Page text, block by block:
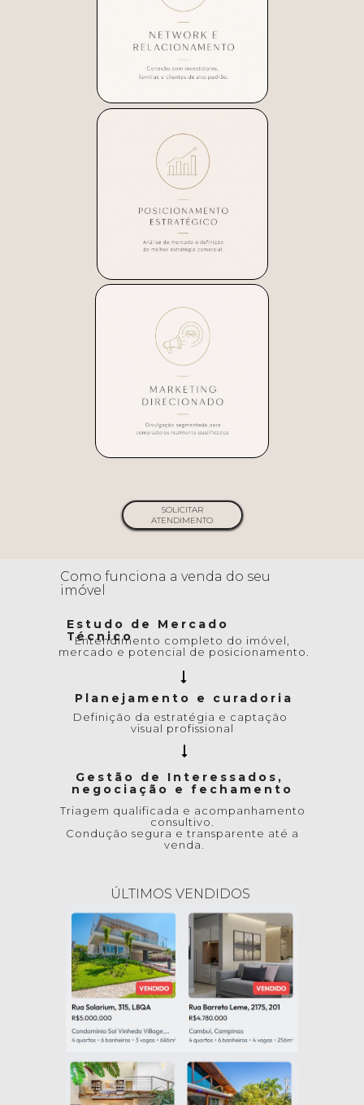
SOLICITAR
ATENDIMENTO
Como funciona a venda do seu
imóvel
Planejamento e curadoria
Estudo de Mercado
Técnico
Entendimento completo do imóvel,
mercado e potencial de posicionamento.
Definição da estratégia e captação
visual profissional
Gestão de Interessados,
negociação e fechamento
Triagem qualificada e acompanhamento
consultivo.
Condução segura e transparente até a
venda.
ÚLTIMOS VENDIDOS